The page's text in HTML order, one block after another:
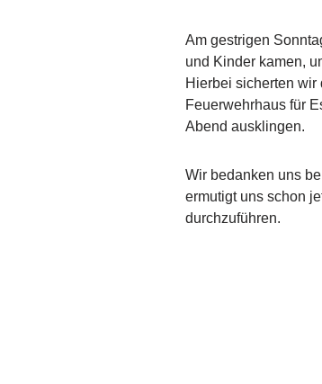
Am gestrigen
und Kinder kamen,
Hierbei sicherten
Feuerwehrhaus für
Abend ausklingen.
Wir bedanken uns
ermutigt uns schon
durchzuführen.